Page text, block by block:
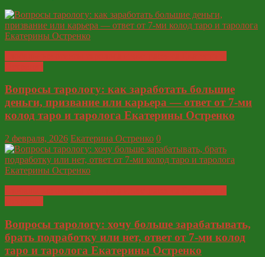
Вопросы тарологу: как заработать большие
деньги, призвание или карьера — ответ от 7-ми
колод таро и таролога Екатерины Остренко
2 февраля, 2026 Екатерина Остренко 0
Вопросы тарологу: хочу больше зарабатывать,
брать подработку или нет, ответ от 7-ми колод
таро и таролога Екатерины Остренко